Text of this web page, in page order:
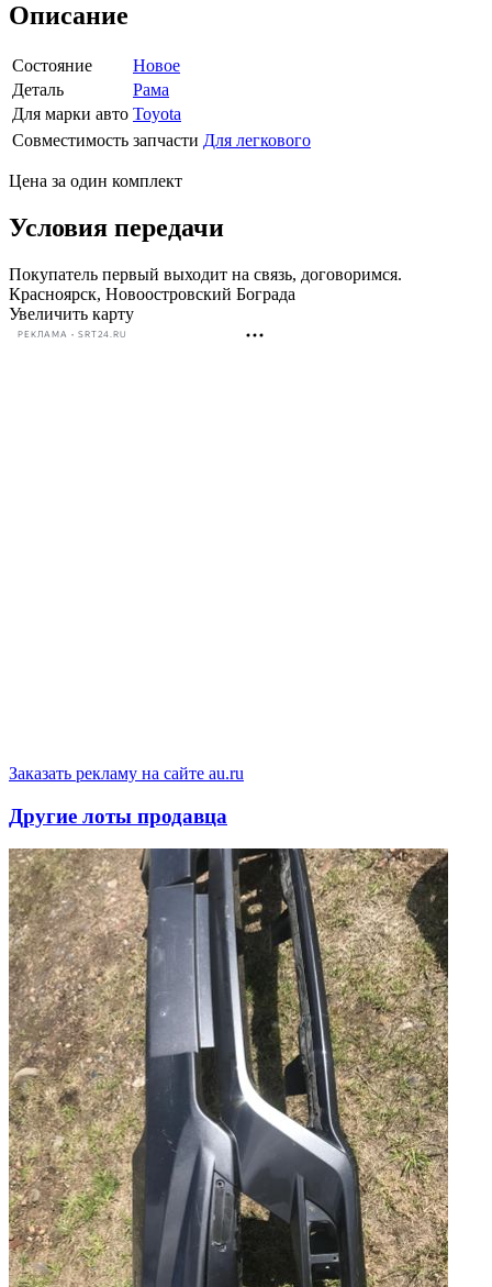
Описание
Состояние
Новое
Деталь
Рама
Для марки авто Toyota
Совместимость запчасти Для легкового
Цена за один комплект
Условия передачи
Покупатель первый выходит на связь, договоримся.
Красноярск, Новоостровский Бограда
Увеличить карту
РЕКЛАМА • SRT24.RU
Заказать рекламу на сайте au.ru
Другие лоты продавца